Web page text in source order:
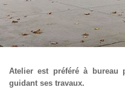
Atelier est préféré à bureau
guidant ses travaux.